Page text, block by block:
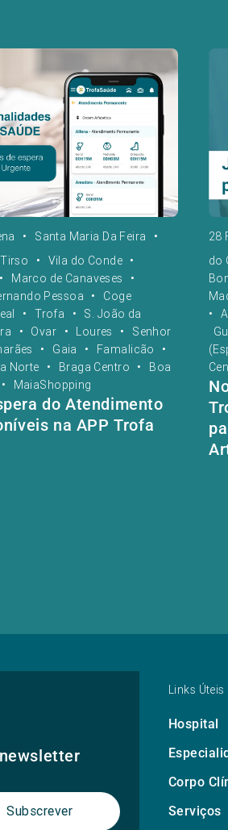
• Santa Maria Da Feira
•
• Vila do Conde •
• Marco de Canaveses
•
Pessoa
•
Coge
• Trofa •
S. João da
• Ovar • Loures •
Senhor
• Gaia • Famalicão
•
Norte • Braga Centro •
Boa
• MaiaShopping
do Atendimento
na APP Trofa
28
do
•
Subscrever
Links Úteis
Hospital
Corpo
Serviços